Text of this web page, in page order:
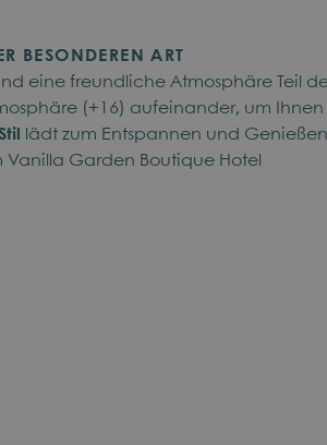
BESONDEREN ART
eine freundliche Atmosphäre Teil
(+16) aufeinander, um
lädt zum Entspannen und
Vanilla Garden Boutique Hotel